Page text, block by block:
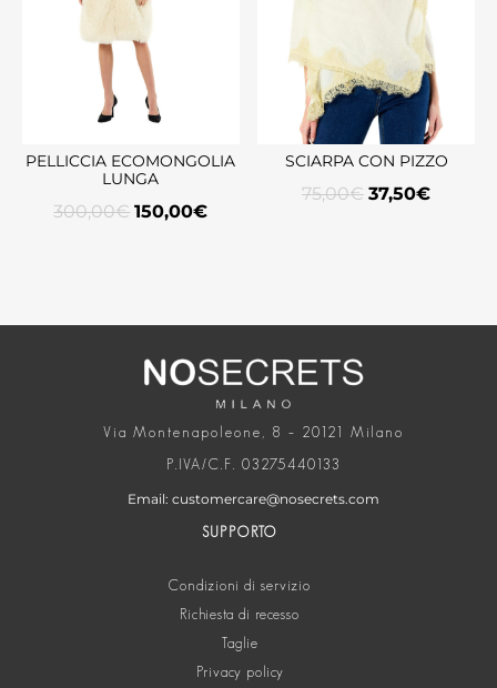
PELLICCIA ECOMONGOLIA
LUNGA
300,00€ 150,00€
SCIARPA CON PIZZO
75,00€ 37,50€
Via Montenapoleone, 8 – 20121 Milano
P.IVA/C.F. 03275440133
Email: customercare@nosecrets.com
SUPPORTO
Condizioni di servizio
Richiesta di recesso
Taglie
Privacy policy